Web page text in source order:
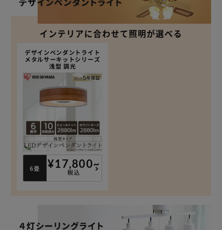
インテリアに合わせて照明が選べる
デザインペンダントライト
メタルサーキットシリーズ
浅型 調光
6畳 ¥17,800~
税込